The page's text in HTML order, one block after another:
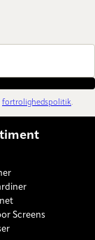
fortrolighedspolitik.
Screens